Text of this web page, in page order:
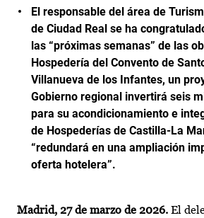
El responsable del área de
de Ciudad Real se ha
las “próximas semanas” de las
Hospedería del Convento de
Villanueva de los Infantes, un
Gobierno regional invertirá seis
para su acondicionamiento e
de Hospederías de Castilla-La
“redundará en una ampliación
oferta hotelera”.
Madrid, 27 de marzo de 2026. El